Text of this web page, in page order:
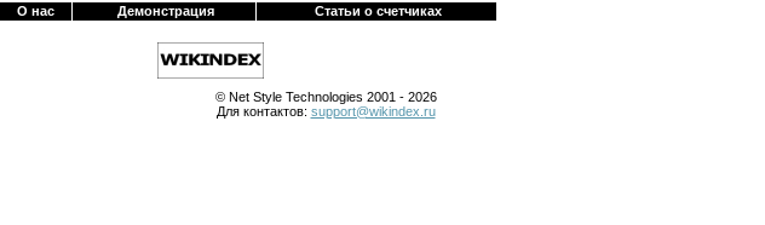
О нас Демонстрация Статьи о счетчиках
© Net Style Technologies 2001 - 2026
Для контактов: support@wikindex.ru